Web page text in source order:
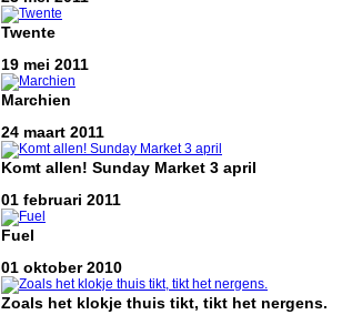
Twente
19 mei 2011
Marchien
24 maart 2011
Komt allen! Sunday Market 3 april
01 februari 2011
Fuel
01 oktober 2010
Zoals het klokje thuis tikt, tikt het nergens.